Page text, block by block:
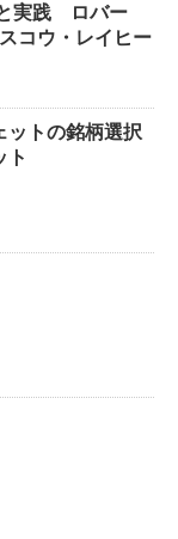
実践 ロバー
コウ・レイヒー
ットの銘柄選択
ト